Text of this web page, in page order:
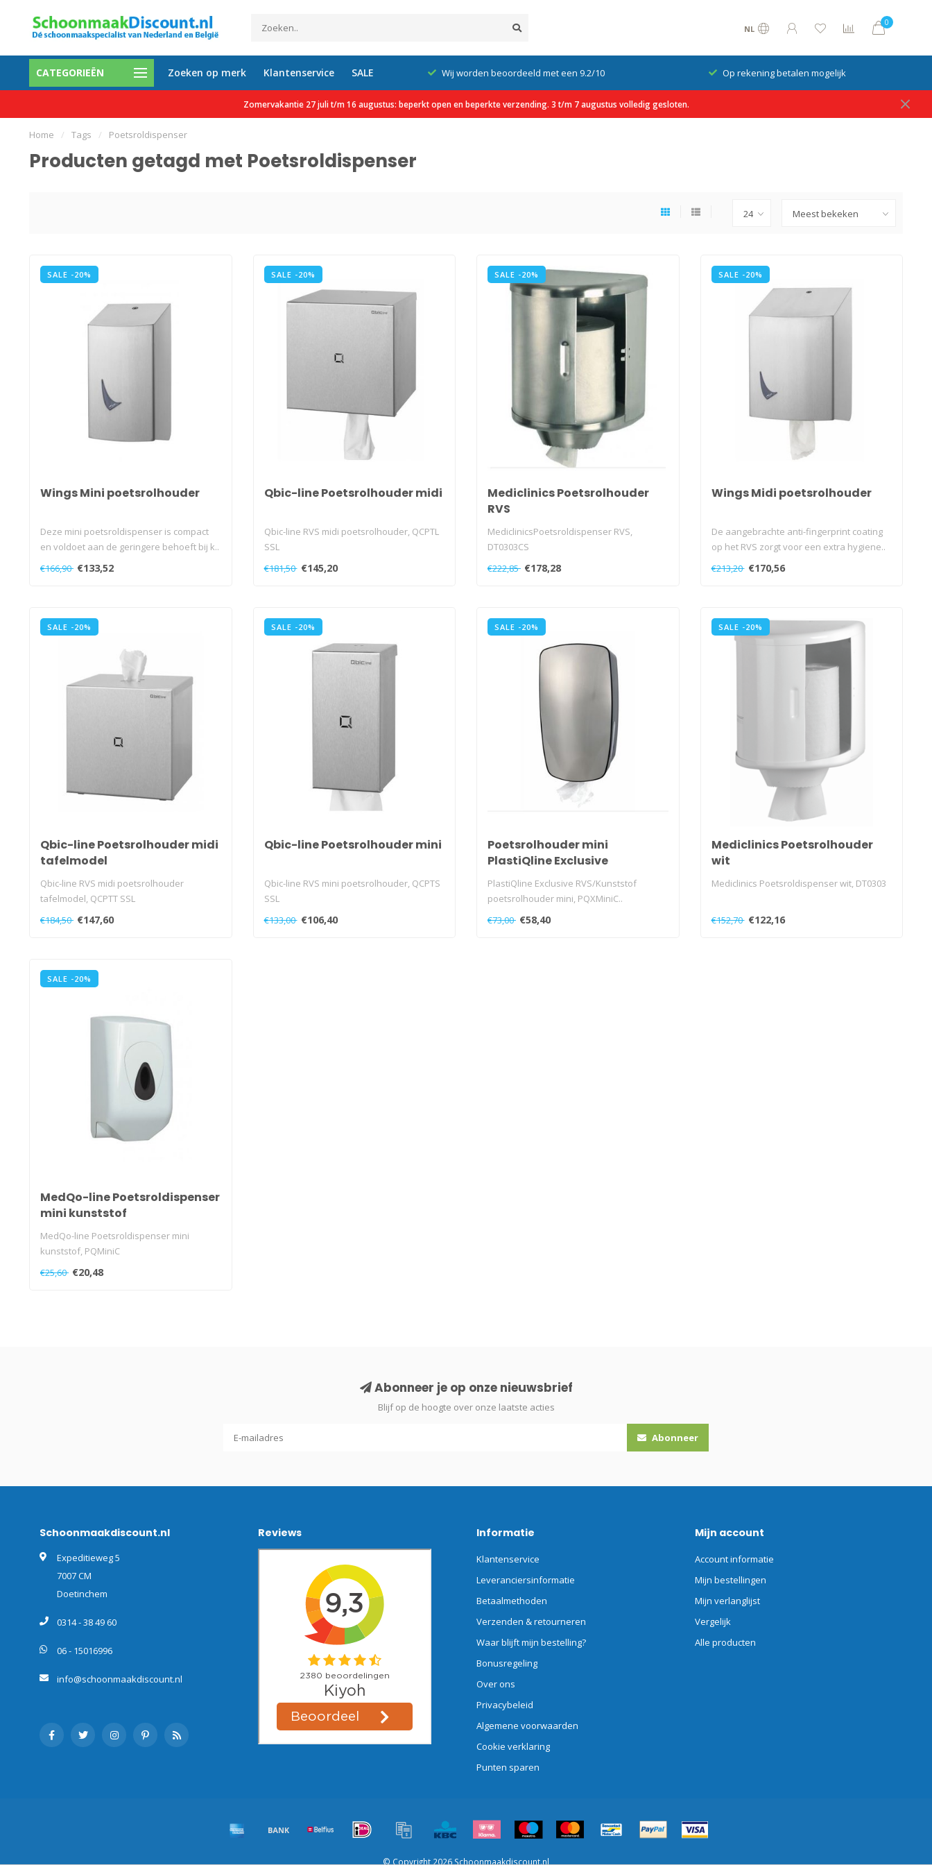
NL
0
CATEGORIEËN Zoeken op merk Klantenservice SALE
tevreden klanten Gratis verzending vanaf €150 excl. btw Wij worden beoordeeld met een 9.2/10 Op rekening betalen mogelijk
Zomervakantie 27 juli t/m 16 augustus: beperkt open en beperkte verzending. 3 t/m 7 augustus volledig gesloten.
Home / Tags / Poetsroldispenser
Producten getagd met Poetsroldispenser
SALE -20%
Wings Mini poetsrolhouder
Deze mini poetsroldispenser is compact
en voldoet aan de geringere behoeft bij k..
€166,90 €133,52
SALE -20%
Qbic-line Poetsrolhouder midi
Qbic-line RVS midi poetsrolhouder, QCPTL
SSL
€181,50 €145,20
SALE -20%
Mediclinics Poetsrolhouder
RVS
MediclinicsPoetsroldispenser RVS,
DT0303CS
€222,85 €178,28
SALE -20%
Wings Midi poetsrolhouder
De aangebrachte anti-fingerprint coating
op het RVS zorgt voor een extra hygiene..
€213,20 €170,56
SALE -20%
Qbic-line Poetsrolhouder midi
tafelmodel
Qbic-line RVS midi poetsrolhouder
tafelmodel, QCPTT SSL
€184,50 €147,60
SALE -20%
Qbic-line Poetsrolhouder mini
Qbic-line RVS mini poetsrolhouder, QCPTS
SSL
€133,00 €106,40
SALE -20%
Poetsrolhouder mini
PlastiQline Exclusive
PlastiQline Exclusive RVS/Kunststof
poetsrolhouder mini, PQXMiniC..
€73,00 €58,40
SALE -20%
Mediclinics Poetsrolhouder
wit
Mediclinics Poetsroldispenser wit, DT0303
€152,70 €122,16
SALE -20%
MedQo-line Poetsroldispenser
mini kunststof
MedQo-line Poetsroldispenser mini
kunststof, PQMiniC
€25,60 €20,48
Abonneer je op onze nieuwsbrief
Blijf op de hoogte over onze laatste acties
Abonneer
Schoonmaakdiscount.nl
Expeditieweg 5
7007 CM
Doetinchem
0314 - 38 49 60
06 - 15016996
info@schoonmaakdiscount.nl
Reviews Informatie
Klantenservice
Leveranciersinformatie
Betaalmethoden
Verzenden & retourneren
Waar blijft mijn bestelling?
Bonusregeling
Over ons
Privacybeleid
Algemene voorwaarden
Cookie verklaring
Punten sparen
Mijn account
Account informatie
Mijn bestellingen
Mijn verlanglijst
Vergelijk
Alle producten
© Copyright 2026 Schoonmaakdiscount.nl